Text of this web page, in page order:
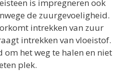
is impregneren ook
de zuurgevoeligheid.
intrekken van zuur
intrekken van vloeistof.
om het weg te halen en niet
plek.